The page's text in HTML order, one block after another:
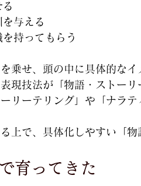
る
を与える
を持ってもらう
乗せ、頭の中に具体的なイ
現技法が「物語・ストーリ
リーテリング」や「ナラテ
上で、具体化しやすい「物
育ってきた